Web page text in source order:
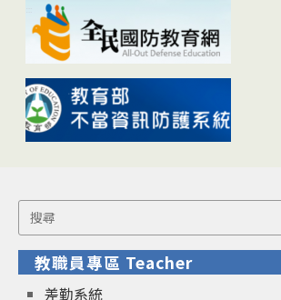
Search
for:
教職員專區 Teacher
差勤系統